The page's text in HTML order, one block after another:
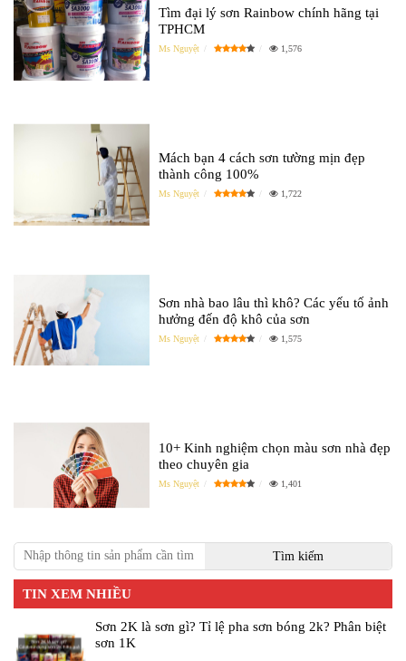
Tìm đại lý sơn Rainbow chính hãng tại
TPHCM
Ms Nguyệt 1,576
Mách bạn 4 cách sơn tường mịn đẹp
thành công 100%
Ms Nguyệt 1,722
Sơn nhà bao lâu thì khô? Các yếu tố ảnh
hưởng đến độ khô của sơn
Ms Nguyệt 1,575
10+ Kinh nghiệm chọn màu sơn nhà đẹp
theo chuyên gia
Ms Nguyệt 1,401
TIN XEM NHIỀU
Sơn 2K là sơn gì? Tỉ lệ pha sơn bóng 2k? Phân biệt
sơn 1K